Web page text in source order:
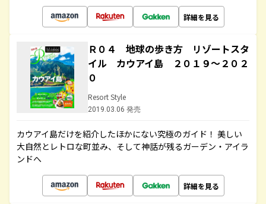
詳細を見る
Ｒ０４ 地球の歩き方 リゾートスタ
イル カウアイ島 ２０１９～２０２
０
Resort Style
2019.03.06 発売
カウアイ島だけを紹介したほかにない究極のガイド！ 美しい
大自然とレトロな町並み、そして神話が残るガーデン・アイラ
ンドへ
詳細を見る